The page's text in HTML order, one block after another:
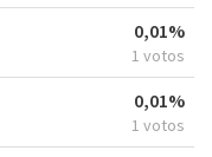
0,01%
1 votos
0,01%
1 votos